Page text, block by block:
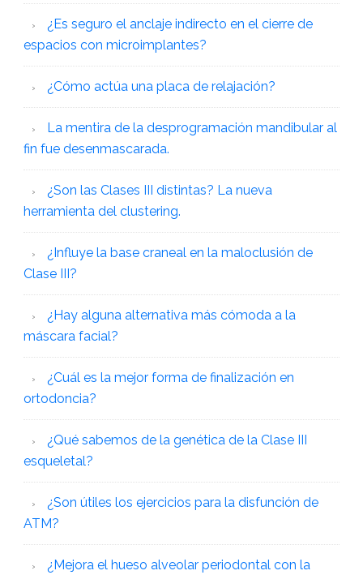
¿Es seguro el anclaje indirecto en el cierre de
espacios con microimplantes?
¿Cómo actúa una placa de relajación?
La mentira de la desprogramación mandibular al
fin fue desenmascarada.
¿Son las Clases III distintas? La nueva
herramienta del clustering.
¿Influye la base craneal en la maloclusión de
Clase III?
¿Hay alguna alternativa más cómoda a la
máscara facial?
¿Cuál es la mejor forma de finalización en
ortodoncia?
¿Qué sabemos de la genética de la Clase III
esqueletal?
¿Son útiles los ejercicios para la disfunción de
ATM?
¿Mejora el hueso alveolar periodontal con la